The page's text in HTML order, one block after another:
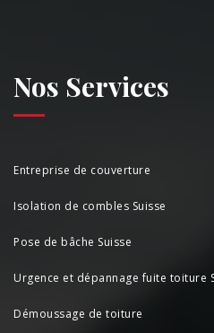
Nos Services
Entreprise de couverture
Isolation de combles Suisse
Pose de bâche Suisse
Urgence et dépannage fuite toiture
Démoussage de toiture